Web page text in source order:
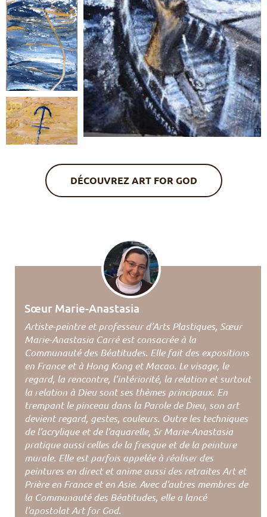
DÉCOUVREZ ART FOR GOD
Sœur Marie-Anastasia
Artiste-peintre et professeur d’Arts Plastiques, Sœur
Marie-Anastasia Carré est consacrée à la
Communauté des Béatitudes. Elle fait des expositions
en France et à Hong Kong et Macao. Le visage, le
regard, la rencontre, l’intériorité, la relation et surtout
la relation à Dieu sont ses thèmes principaux. En
trempant le pinceau dans la Parole de Dieu, son art
devient regard, gestes, couleurs. Outre les techniques
de l’acrylique et de l’aquarelle, Sr Marie-Anastasia
pratique aussi celles de la fresque et de la peinture
murale. Elle est parfois appelée à réaliser des
peintures en direct et anime aussi des retraites Art et
Prière en France et en Asie. Avec d'autres membres de
la Communauté des Béatitudes, elle a lancé
l'apostolat Art for God.